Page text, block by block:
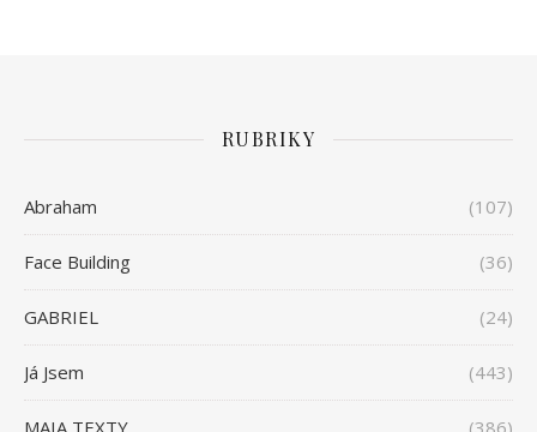
RUBRIKY
Abraham (107)
Face Building (36)
GABRIEL (24)
Já Jsem (443)